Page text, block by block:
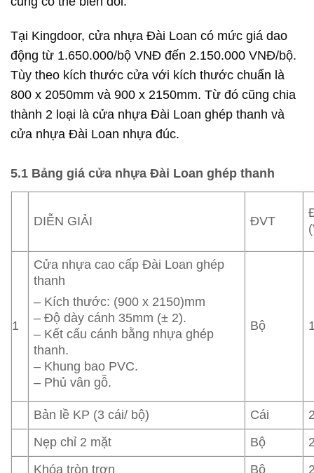
Tại Kingdoor, cửa nhựa Đài Loan có mức giá dao
động từ 1.650.000/bộ VNĐ đến 2.150.000 VNĐ/bộ.
Tùy theo kích thước cửa với kích thước chuẩn là
800 x 2050mm và 900 x 2150mm. Từ đó cũng chia
thành 2 loại là cửa nhựa Đài Loan ghép thanh và
cửa nhựa Đài Loan nhựa đúc.
5.1 Bảng giá cửa nhựa Đài Loan ghép thanh
DIỄN GIẢI ĐVT
1
Cửa nhựa cao cấp Đài Loan ghép
thanh
– Kích thước: (900 x 2150)mm
– Độ dày cánh 35mm (± 2).
– Kết cấu cánh bằng nhựa ghép
thanh.
– Khung bao PVC.
– Phủ vân gỗ.
Bộ
Bản lề KP (3 cái/ bộ) Cái
Nẹp chỉ 2 mặt
Bộ
Khóa tròn trơn
Bộ